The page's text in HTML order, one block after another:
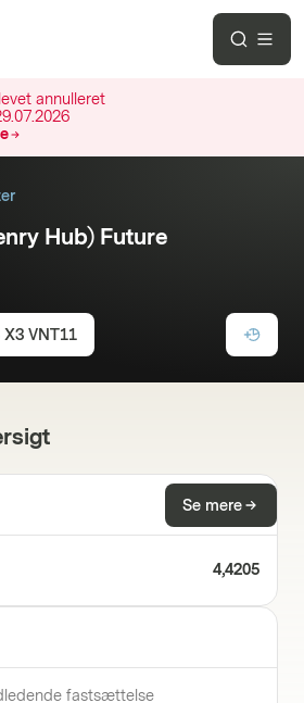
annulleret
Hub) Future
X3 VNT11
Se mere
4,4205
fastsættelse